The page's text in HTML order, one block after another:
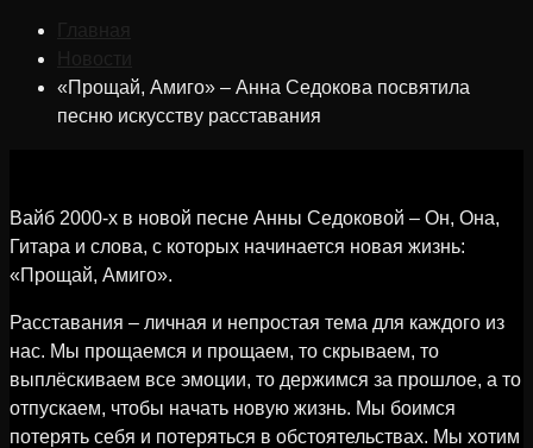
«Прощай, Амиго» – Анна Седокова посвятила
песню искусству расставания
Вайб 2000-х в новой песне Анны Седоковой – Он, Она,
Гитара и слова, с которых начинается новая жизнь:
«Прощай, Амиго».
Расставания – личная и непростая тема для каждого из
нас. Мы прощаемся и прощаем, то скрываем, то
выплёскиваем все эмоции, то держимся за прошлое, а то
отпускаем, чтобы начать новую жизнь. Мы боимся
потерять себя и потеряться в обстоятельствах. Мы хотим